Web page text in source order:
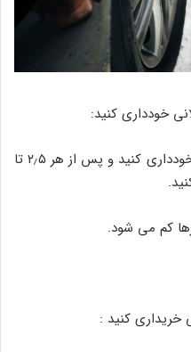
خودداری کنید:
از رانندگی با سرعت بالا در تابستان خودداری کنید و پس از هر ۲٫۵ تا
کم می شود.
خریداری کنید :